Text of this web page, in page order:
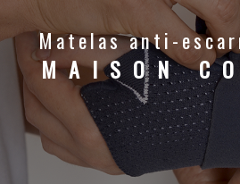
matelas anti-
MAISON